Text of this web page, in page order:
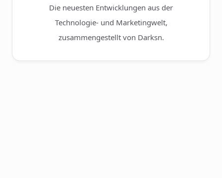
Die neuesten Entwicklungen aus der
Technologie- und Marketingwelt,
zusammengestellt von Darksn.